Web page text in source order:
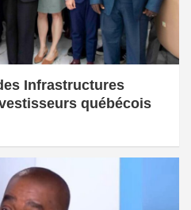
Infrastructures
québécois